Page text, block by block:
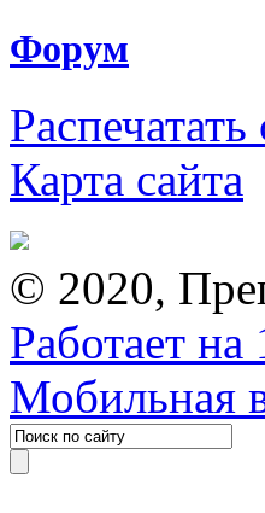
Форум
Карта сайта
© 2020,
Работает
Мобильная